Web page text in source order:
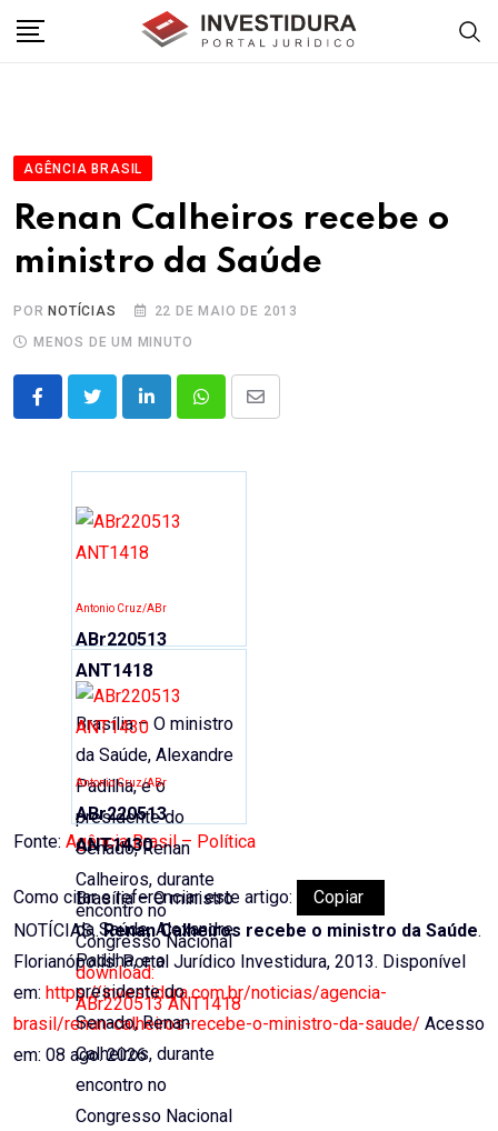
AGÊNCIA BRASIL
Renan Calheiros recebe o
ministro da Saúde
POR NOTÍCIAS
22 DE MAIO DE 2013
MENOS DE UM MINUTO
LinkedInWhatsappShare
Antonio Cruz/ABr
ABr220513
ANT1418
Brasília – O ministro
da Saúde, Alexandre
Padilha, e o
presidente do
Senado, Renan
Calheiros, durante
encontro no
Congresso Nacional
download:
ABr220513 ANT1418
Antonio Cruz/ABr
ABr220513
ANT1430
Brasília – O ministro
da Saúde, Alexandre
Padilha, e o
presidente do
Senado, Renan
Calheiros, durante
encontro no
Congresso Nacional
Fonte: Agência Brasil – Política
Como citar e referenciar este artigo:
Copiar
NOTÍCIAS,.Renan Calheiros recebe o ministro da Saúde.
Florianópolis: Portal Jurídico Investidura, 2013. Disponível
em: https://investidura.com.br/noticias/agencia-
brasil/renan-calheiros-recebe-o-ministro-da-saude/ Acesso
em: 08 ago. 2026